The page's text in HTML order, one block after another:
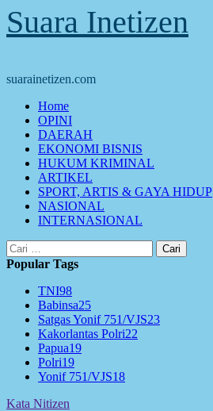
Suara Inetizen
suarainetizen.com
Primary
Menu
Home
OPINI
DAERAH
EKONOMI BISNIS
HUKUM KRIMINAL
ARTIKEL
SPORT, ARTIS & GAYA HIDUP
NASIONAL
INTERNASIONAL
Cari
untuk:
Popular Tags
TNI98
Babinsa25
Satgas Yonif 751/VJS23
Kakorlantas Polri22
Papua19
Polri19
Yonif 751/VJS18
Kata Nitizen